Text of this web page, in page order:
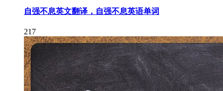
自强不息英文翻译，自强不息英语单词
217